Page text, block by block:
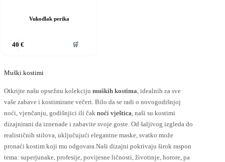
Vukodlak perika
40€ 🛒
Muški kostimi
Otkrijte našu opsežnu kolekciju muških kostima, idealnih za sve
vaše zabave i kostimirane večeri. Bilo da se radi o novogodišnjoj
noći, vjenčanju, godišnjici ili čak noći vještica, naši su kostimi
dizajnirani da iznenade i zabavite svoje goste. Od šaljivog izgleda do
realističnih stilova, uključujući elegantne maske, svatko može
pronaći kostim koji mu odgovara.Naši dizajni pokrivaju širok raspon
tema: superjunake, profesije, povijesne ličnosti, životinje, horore, pa